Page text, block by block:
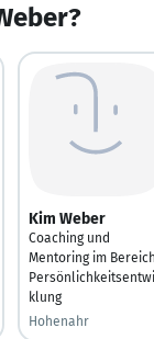
Kim Weber
Coaching und
Mentoring im
klung
Hohenahr